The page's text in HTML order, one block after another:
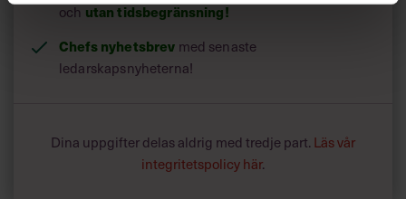
och utan tidsbegränsning!
Chefs nyhetsbrev med senaste
ledarskapsnyheterna!
Dina uppgifter delas aldrig med tredje part. Läs vår
integritetspolicy här.